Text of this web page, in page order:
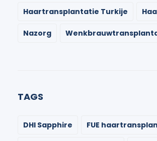
Haartransplantatie Turkije
Nazorg
TAGS
DHI Sapphire FUE